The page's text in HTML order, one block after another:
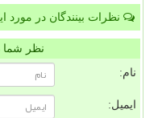
نظرات بینندگان در مورد
نظر شما
نام:
ایمیل: